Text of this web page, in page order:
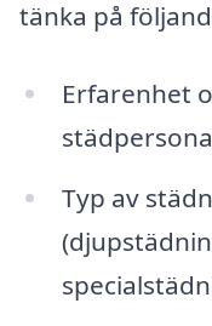
tänka på
Erfarenhet
Typ av